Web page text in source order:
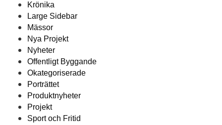
Krönika
Large Sidebar
Mässor
Nya Projekt
Nyheter
Offentligt Byggande
Okategoriserade
Porträttet
Produktnyheter
Projekt
Sport och Fritid